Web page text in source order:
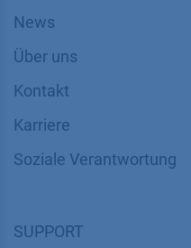
News
Über uns
Kontakt
Karriere
Soziale Verantwortung
SUPPORT